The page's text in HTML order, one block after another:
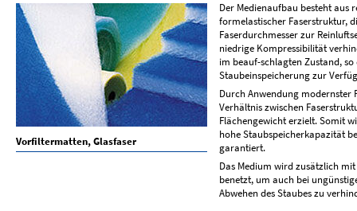
Der Medienaufbau besteht aus
formelastischer Faserstruktur,
Faserdurchmesser zur
niedrige Kompressibilität
im beauf-schlagten Zustand,
Staubeinspeicherung zur
Durch Anwendung modernster
Verhältnis zwischen
Flächengewicht erzielt. Somit
hohe Staubspeicherkapazität
garantiert.
Das Medium wird zusätzlich
benetzt, um auch bei
Abwehen des Staubes zu
Vorfiltermatten, Glasfaser